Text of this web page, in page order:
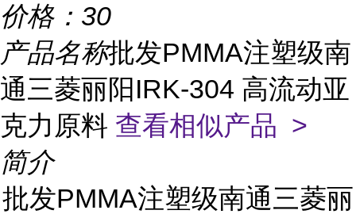
价格： 30
产品名称批发PMMA注塑级南
通三菱丽阳IRK-304 高流动亚
克力原料 查看相似产品 >
简介
批发PMMA注塑级南通三菱丽